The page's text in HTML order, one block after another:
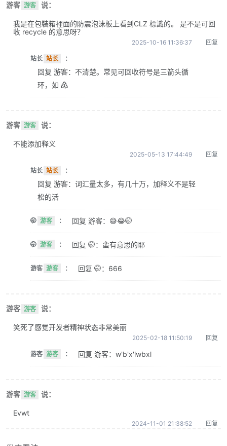
游客 游客 说：
我是在包裝箱裡面的防震泡沫板上看到CLZ 標識的。 是不是可回
收 recycle 的意思呀？
2025-10-16 11:36:37 回复
站长 站长 ：
回复 游客：不清楚。常见可回收符号是三箭头循
环，如 ♴
游客 游客 说：
不能添加释义
2025-05-13 17:44:49 回复
站长 站长 ：
回复 游客：词汇量太多，有几十万，加释义不是轻
松的活
🤭 游客 ： 回复 游客：😅😂🤭
🤭 游客 ： 回复 🤭：蛮有意思的耶
游客 游客 ： 回复 🤭：666
游客 游客 说：
笑死了感觉开发者精神状态非常美丽
2025-02-18 11:50:19 回复
游客 游客 ： 回复 游客：w'b'x'lwbxl
游客 游客 说：
Evwt
2024-11-01 21:38:52 回复